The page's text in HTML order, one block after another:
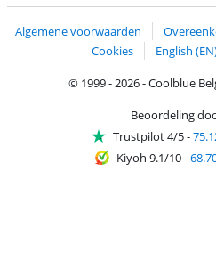
Algemene voorwaarden
Cookies
English
© 1999 - 2026 - Coolblue
Beoordeling
Trustpilot 4/5-
Kiyoh 9.1/10-